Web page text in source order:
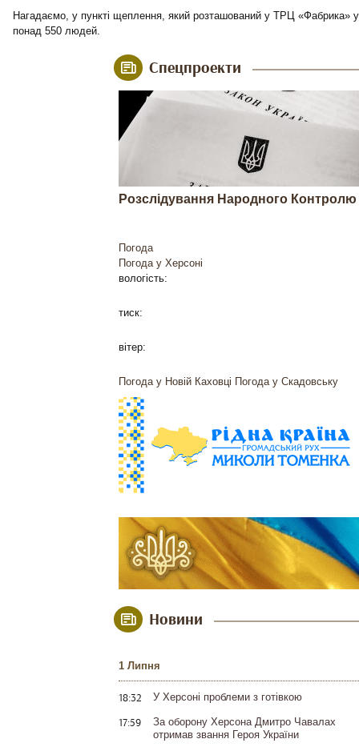
Нагадаємо, у пункті щеплення, який розташований у ТРЦ «Фабрика»
понад 550 людей.
Спецпроекти
Розслідування Народного Контролю
Погода
Погода у Херсоні
вологість:
тиск:
вітер:
Погода у Новій Каховці Погода у Скадовську
Новини
1 Липня
18:32 У Херсоні проблеми з готівкою
17:59
За оборону Херсона Дмитро Чавалах
отримав звання Героя України